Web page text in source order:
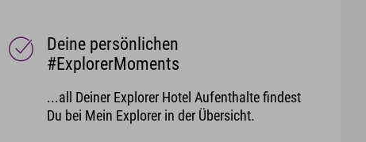
Deine persönlichen
#ExplorerMoments
...all Deiner Explorer Hotel Aufenthalte findest
Du bei Mein Explorer in der Übersicht.